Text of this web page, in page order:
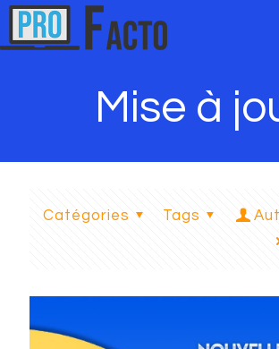
Mise à
Catégories Tags